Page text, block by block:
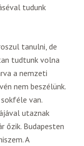
tudunk
tanulni, de
tudtunk volna
a nemzeti
nem beszélünk.
van.
utaznak
őzik. Budapesten
A